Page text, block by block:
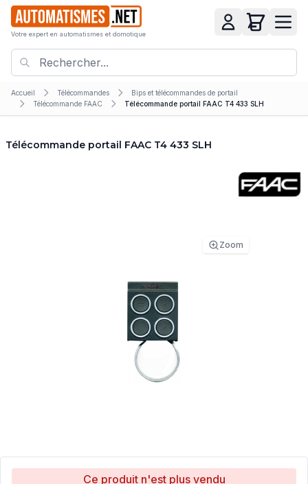
Votre expert en automatismes et domotique
Accueil Télécommandes
Bips et télécommandes de portail
Télécommande FAAC
Télécommande portail FAAC T4 433 SLH
Télécommande portail FAAC T4 433 SLH
Zoom
Ce produit n'est plus vendu